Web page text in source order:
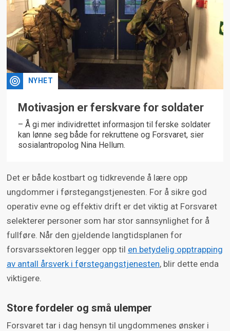
NYHET
Motivasjon er ferskvare for soldater
– Å gi mer individrettet informasjon til ferske soldater
kan lønne seg både for rekruttene og Forsvaret, sier
sosialantropolog Nina Hellum.
Det er både kostbart og tidkrevende å lære opp
ungdommer i førstegangstjenesten. For å sikre god
operativ evne og effektiv drift er det viktig at Forsvaret
selekterer personer som har stor sannsynlighet for å
fullføre. Når den gjeldende langtidsplanen for
forsvarssektoren legger opp til en betydelig opptrapping
av antall årsverk i førstegangstjenesten, blir dette enda
viktigere.
Store fordeler og små ulemper
Forsvaret tar i dag hensyn til ungdommenes ønsker i